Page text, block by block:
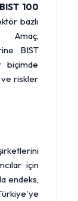
BIST 100
bazlı
Amaç,
BIST
biçimde
riskler
için
endeks,